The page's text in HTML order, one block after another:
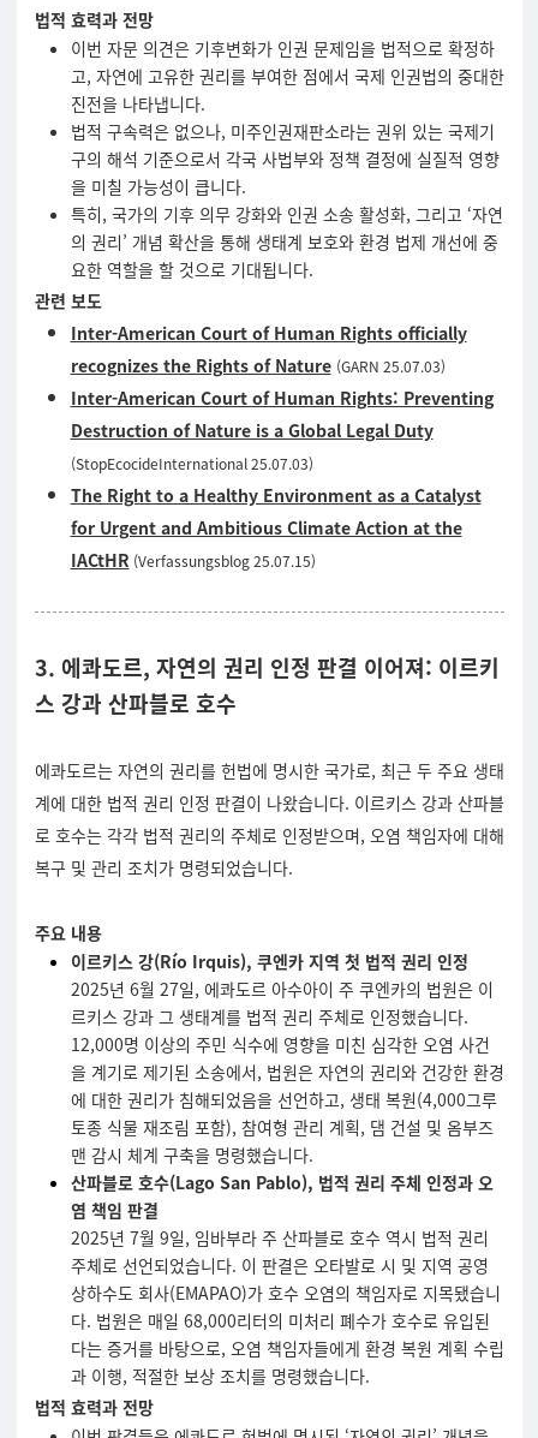
법적 효력과 전망
이번 자문 의견은 기후변화가 인권 문제임을 법적으로 확정하
고, 자연에 고유한 권리를 부여한 점에서 국제 인권법의 중대한
진전을 나타냅니다.
법적 구속력은 없으나, 미주인권재판소라는 권위 있는 국제기
구의 해석 기준으로서 각국 사법부와 정책 결정에 실질적 영향
을 미칠 가능성이 큽니다.
특히, 국가의 기후 의무 강화와 인권 소송 활성화, 그리고 ‘자연
의 권리’ 개념 확산을 통해 생태계 보호와 환경 법제 개선에 중
요한 역할을 할 것으로 기대됩니다.
관련 보도
Inter-American Court of Human Rights officially
recognizes the Rights of Nature (GARN 25.07.03)
Inter-American Court of Human Rights: Preventing
Destruction of Nature is a Global Legal Duty
(StopEcocideInternational 25.07.03)
The Right to a Healthy Environment as a Catalyst
for Urgent and Ambitious Climate Action at the
IACtHR (Verfassungsblog 25.07.15)
3. 에콰도르, 자연의 권리 인정 판결 이어져: 이르키
스 강과 산파블로 호수
에콰도르는 자연의 권리를 헌법에 명시한 국가로, 최근 두 주요 생태
계에 대한 법적 권리 인정 판결이 나왔습니다. 이르키스 강과 산파블
로 호수는 각각 법적 권리의 주체로 인정받으며, 오염 책임자에 대해
복구 및 관리 조치가 명령되었습니다.
주요 내용
이르키스 강(Río Irquis), 쿠엔카 지역 첫 법적 권리 인정
2025년 6월 27일, 에콰도르 아수아이 주 쿠엔카의 법원은 이
르키스 강과 그 생태계를 법적 권리 주체로 인정했습니다.
12,000명 이상의 주민 식수에 영향을 미친 심각한 오염 사건
을 계기로 제기된 소송에서, 법원은 자연의 권리와 건강한 환경
에 대한 권리가 침해되었음을 선언하고, 생태 복원(4,000그루
토종 식물 재조림 포함), 참여형 관리 계획, 댐 건설 및 옴부즈
맨 감시 체계 구축을 명령했습니다.
산파블로 호수(Lago San Pablo), 법적 권리 주체 인정과 오
염 책임 판결
2025년 7월 9일, 임바부라 주 산파블로 호수 역시 법적 권리
주체로 선언되었습니다. 이 판결은 오타발로 시 및 지역 공영
상하수도 회사(EMAPAO)가 호수 오염의 책임자로 지목됐습니
다. 법원은 매일 68,000리터의 미처리 폐수가 호수로 유입된
다는 증거를 바탕으로, 오염 책임자들에게 환경 복원 계획 수립
과 이행, 적절한 보상 조치를 명령했습니다.
법적 효력과 전망